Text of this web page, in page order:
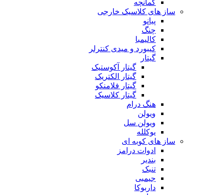
کمانچه
ساز های کلاسیک خارجی
پیانو
چنگ
کالیمبا
کیبورد و میدی کنترلر
گیتار
گیتار آکوستیک
گیتار الکتریک
گیتار فلامنکو
گیتار کلاسیک
هنگ درام
ویولن
ویولن سل
یوکلله
ساز های کوبه ای
ادوات درامز
بندیر
تنبک
جیمبی
داربوکا